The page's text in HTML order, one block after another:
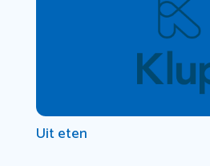
Uit eten